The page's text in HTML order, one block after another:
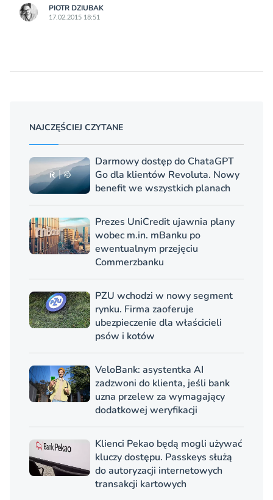
PIOTR DZIUBAK
17.02.2015 18:51
NAJCZĘŚCIEJ CZYTANE
Darmowy dostęp do ChataGPT
Go dla klientów Revoluta. Nowy
benefit we wszystkich planach
Prezes UniCredit ujawnia plany
wobec m.in. mBanku po
ewentualnym przejęciu
Commerzbanku
PZU wchodzi w nowy segment
rynku. Firma zaoferuje
ubezpieczenie dla właścicieli
psów i kotów
VeloBank: asystentka AI
zadzwoni do klienta, jeśli bank
uzna przelew za wymagający
dodatkowej weryfikacji
Klienci Pekao będą mogli używać
kluczy dostępu. Passkeys służą
do autoryzacji internetowych
transakcji kartowych